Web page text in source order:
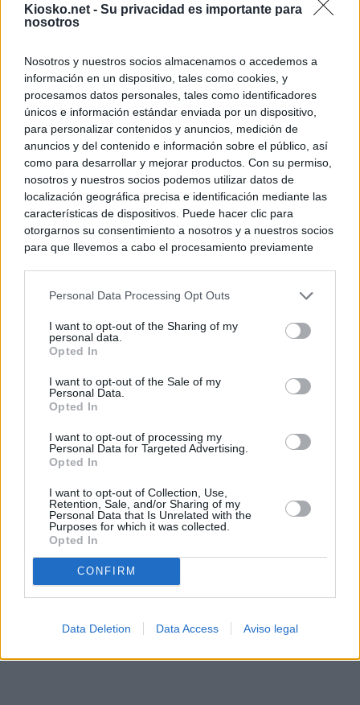
Kiosko.net - Su privacidad es importante para
nosotros
Nosotros y nuestros socios almacenamos o accedemos a
información en un dispositivo, tales como cookies, y
procesamos datos personales, tales como identificadores
únicos e información estándar enviada por un dispositivo,
para personalizar contenidos y anuncios, medición de
anuncios y del contenido e información sobre el público, así
como para desarrollar y mejorar productos. Con su permiso,
nosotros y nuestros socios podemos utilizar datos de
localización geográfica precisa e identificación mediante las
características de dispositivos. Puede hacer clic para
otorgarnos su consentimiento a nosotros y a nuestros socios
para que llevemos a cabo el procesamiento previamente
negar su consentimiento. Tenga en cuenta que algún
de su consentimiento, pero usted tiene el derecho de
rechazar tal procesamiento. Sus preferencias se aplicarán
cualquier momento entrando de nuevo en este sitio web o
visitando nuestra política de privacidad.
Personal Data Processing Opt Outs
I want to opt-out of the Sharing of my
personal data.
Opted In
I want to opt-out of the Sale of my
Personal Data.
Opted In
I want to opt-out of processing my
Personal Data for Targeted Advertising.
Opted In
I want to opt-out of Collection, Use,
Retention, Sale, and/or Sharing of my
Personal Data that Is Unrelated with the
Purposes for which it was collected.
Opted In
CONFIRM
Data Deletion Data Access Aviso legal